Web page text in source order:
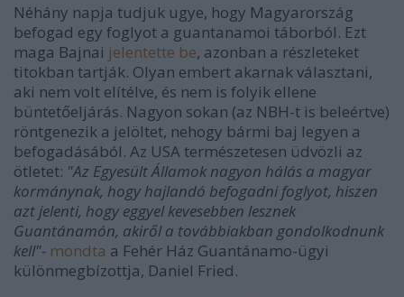
Néhány napja tudjuk ugye, hogy Magyarország
befogad egy foglyot a guantanamoi táborból. Ezt
maga Bajnai jelentette be, azonban a részleteket
titokban tartják. Olyan embert akarnak választani,
aki nem volt elítélve, és nem is folyik ellene
büntetőeljárás. Nagyon sokan (az NBH-t is beleértve)
röntgenezik a jelöltet, nehogy bármi baj legyen a
befogadásából. Az USA természetesen üdvözli az
ötletet: "Az Egyesült Államok nagyon hálás a magyar
kormánynak, hogy hajlandó befogadni foglyot, hiszen
azt jelenti, hogy eggyel kevesebben lesznek
Guantánamón, akiről a továbbiakban gondolkodnunk
kell"- mondta a Fehér Ház Guantánamo-ügyi
különmegbízottja, Daniel Fried.